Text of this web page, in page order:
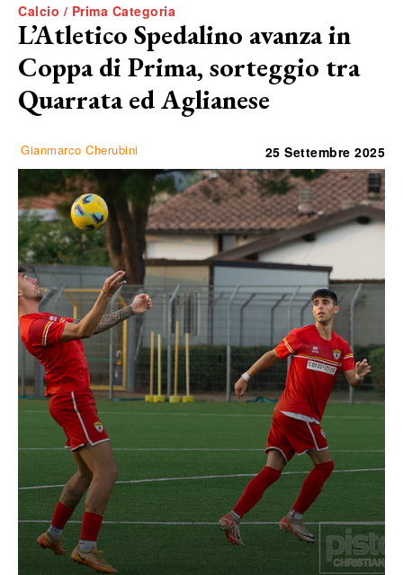
Calcio / Prima Categoria
L’Atletico Spedalino avanza in
Coppa di Prima, sorteggio tra
Quarrata ed Aglianese
Gianmarco Cherubini 25 Settembre 2025